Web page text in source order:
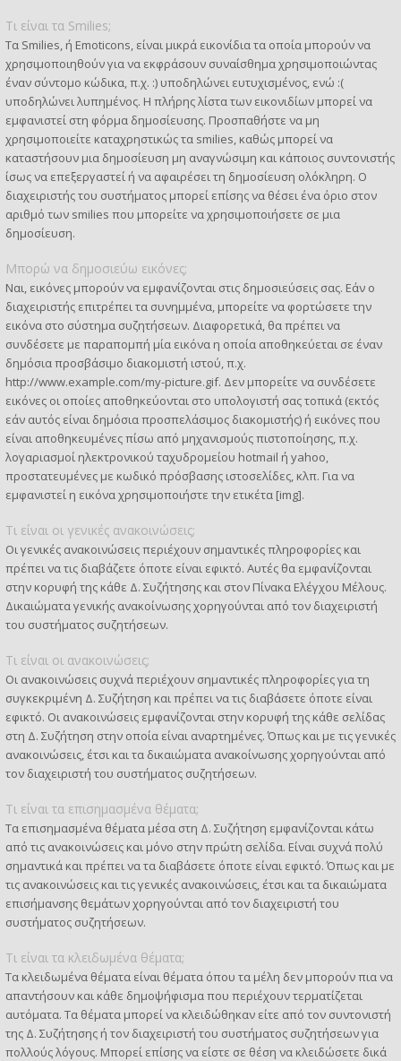
Τι είναι τα Smilies;
Τα Smilies, ή Emoticons, είναι μικρά εικονίδια τα οποία μπορούν να
χρησιμοποιηθούν για να εκφράσουν συναίσθημα χρησιμοποιώντας
έναν σύντομο κώδικα, π.χ. :) υποδηλώνει ευτυχισμένος, ενώ :(
υποδηλώνει λυπημένος. Η πλήρης λίστα των εικονιδίων μπορεί να
εμφανιστεί στη φόρμα δημοσίευσης. Προσπαθήστε να μη
χρησιμοποιείτε καταχρηστικώς τα smilies, καθώς μπορεί να
καταστήσουν μια δημοσίευση μη αναγνώσιμη και κάποιος συντονιστής
ίσως να επεξεργαστεί ή να αφαιρέσει τη δημοσίευση ολόκληρη. Ο
διαχειριστής του συστήματος μπορεί επίσης να θέσει ένα όριο στον
αριθμό των smilies που μπορείτε να χρησιμοποιήσετε σε μια
δημοσίευση.
Μπορώ να δημοσιεύω εικόνες;
Ναι, εικόνες μπορούν να εμφανίζονται στις δημοσιεύσεις σας. Εάν ο
διαχειριστής επιτρέπει τα συνημμένα, μπορείτε να φορτώσετε την
εικόνα στο σύστημα συζητήσεων. Διαφορετικά, θα πρέπει να
συνδέσετε με παραπομπή μία εικόνα η οποία αποθηκεύεται σε έναν
δημόσια προσβάσιμο διακομιστή ιστού, π.χ.
http://www.example.com/my-picture.gif. Δεν μπορείτε να συνδέσετε
εικόνες οι οποίες αποθηκεύονται στο υπολογιστή σας τοπικά (εκτός
εάν αυτός είναι δημόσια προσπελάσιμος διακομιστής) ή εικόνες που
είναι αποθηκευμένες πίσω από μηχανισμούς πιστοποίησης, π.χ.
λογαριασμοί ηλεκτρονικού ταχυδρομείου hotmail ή yahoo,
προστατευμένες με κωδικό πρόσβασης ιστοσελίδες, κλπ. Για να
εμφανιστεί η εικόνα χρησιμοποιήστε την ετικέτα [img].
Τι είναι οι γενικές ανακοινώσεις;
Οι γενικές ανακοινώσεις περιέχουν σημαντικές πληροφορίες και
πρέπει να τις διαβάζετε όποτε είναι εφικτό. Αυτές θα εμφανίζονται
στην κορυφή της κάθε Δ. Συζήτησης και στον Πίνακα Ελέγχου Μέλους.
Δικαιώματα γενικής ανακοίνωσης χορηγούνται από τον διαχειριστή
του συστήματος συζητήσεων.
Τι είναι οι ανακοινώσεις;
Οι ανακοινώσεις συχνά περιέχουν σημαντικές πληροφορίες για τη
συγκεκριμένη Δ. Συζήτηση και πρέπει να τις διαβάσετε όποτε είναι
εφικτό. Οι ανακοινώσεις εμφανίζονται στην κορυφή της κάθε σελίδας
στη Δ. Συζήτηση στην οποία είναι αναρτημένες. Όπως και με τις γενικές
ανακοινώσεις, έτσι και τα δικαιώματα ανακοίνωσης χορηγούνται από
τον διαχειριστή του συστήματος συζητήσεων.
Τι είναι τα επισημασμένα θέματα;
Τα επισημασμένα θέματα μέσα στη Δ. Συζήτηση εμφανίζονται κάτω
από τις ανακοινώσεις και μόνο στην πρώτη σελίδα. Είναι συχνά πολύ
σημαντικά και πρέπει να τα διαβάσετε όποτε είναι εφικτό. Όπως και με
τις ανακοινώσεις και τις γενικές ανακοινώσεις, έτσι και τα δικαιώματα
επισήμανσης θεμάτων χορηγούνται από τον διαχειριστή του
συστήματος συζητήσεων.
Τι είναι τα κλειδωμένα θέματα;
Τα κλειδωμένα θέματα είναι θέματα όπου τα μέλη δεν μπορούν πια να
απαντήσουν και κάθε δημοψήφισμα που περιέχουν τερματίζεται
αυτόματα. Τα θέματα μπορεί να κλειδώθηκαν είτε από τον συντονιστή
της Δ. Συζήτησης ή τον διαχειριστή του συστήματος συζητήσεων για
πολλούς λόγους. Μπορεί επίσης να είστε σε θέση να κλειδώσετε δικά